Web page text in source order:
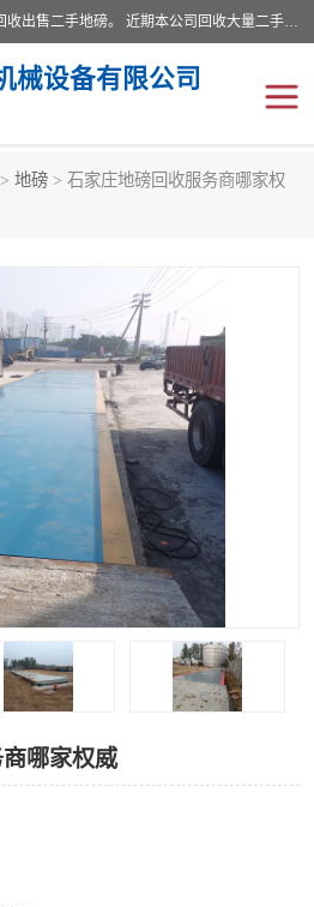
本公司常年出售回收二手地磅，回收出售二手地磅。 近期本公司回收大量二手地磅，型号齐全，宽度从2米到3.5米，长度5米到25米，承重吨位从10到200吨，成色7—9成新。 ? 使用年限6个月至2年，产品来源于个人闲置品，工矿企业停用品，因小换大而来。 精准度和新的一样， 二手地磅是内行人的选择，打个电话就省钱朋友您好等什么
械设备有限公司
> 地磅 > 石家庄地磅回收服务商哪家权
哪家权威
废纸打包机
食品烘干机
输送机
全自动输送机
食品螺旋塔
木材撕碎机
金属撕碎机